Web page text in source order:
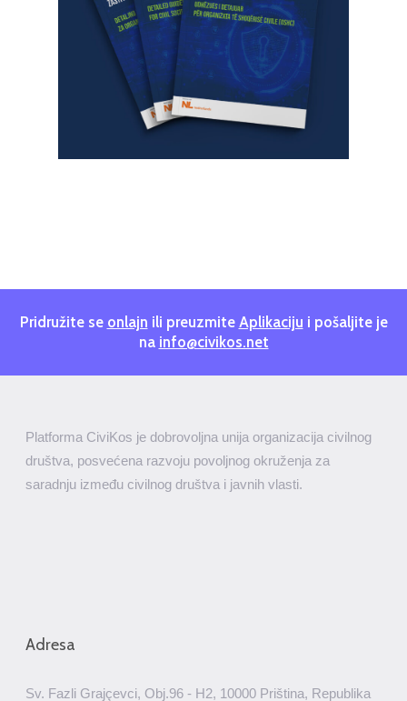
Pridružite se onlajn ili preuzmite Aplikaciju i pošaljite je
na info@civikos.net
Platforma CiviKos je dobrovoljna unija organizacija civilnog
društva, posvećena razvoju povoljnog okruženja za
saradnju između civilnog društva i javnih vlasti.
Adresa
Sv. Fazli Grajçevci, Obj.96 - H2, 10000 Priština, Republika